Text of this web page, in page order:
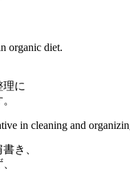
organic diet.
理に
in cleaning and
き、